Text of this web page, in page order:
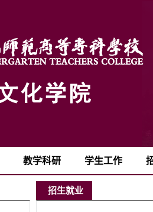
教学科研 学生工作
招生就业